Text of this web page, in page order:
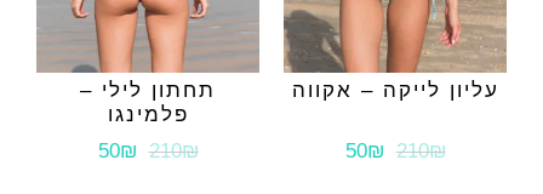
עליון לייקה – אקווה
210₪
50₪
תחתון לילי –
פלמינגו
210₪
50₪